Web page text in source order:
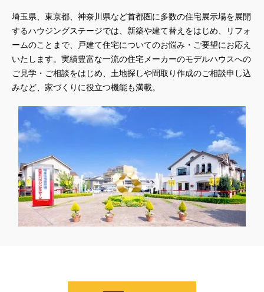
埼玉県、東京都、神奈川県など首都圏に多数の住宅展示場を展開
するハウジングステージでは、新築や建て替えをはじめ、リフォ
ームのことまで、戸建て住宅についてのお悩み・ご要望にお応え
いたします。実績豊富な一流の住宅メーカーのモデルハウスへの
ご見学・ご相談をはじめ、土地探しや間取り作成のご相談申し込
みなど、家づくりに役立つ機能も満載。